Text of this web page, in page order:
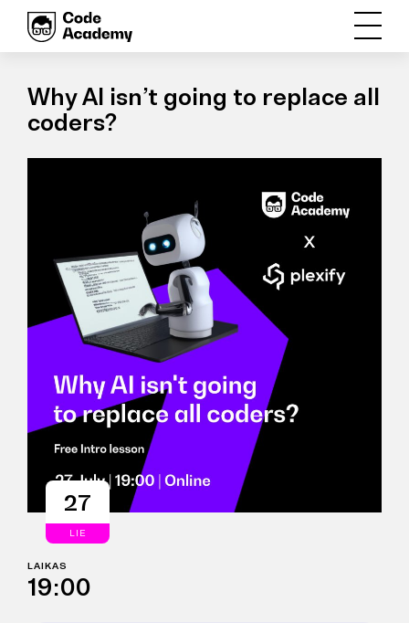
Why AI isn’t going to replace all
coders?
27
LIE
LAIKAS
19:00